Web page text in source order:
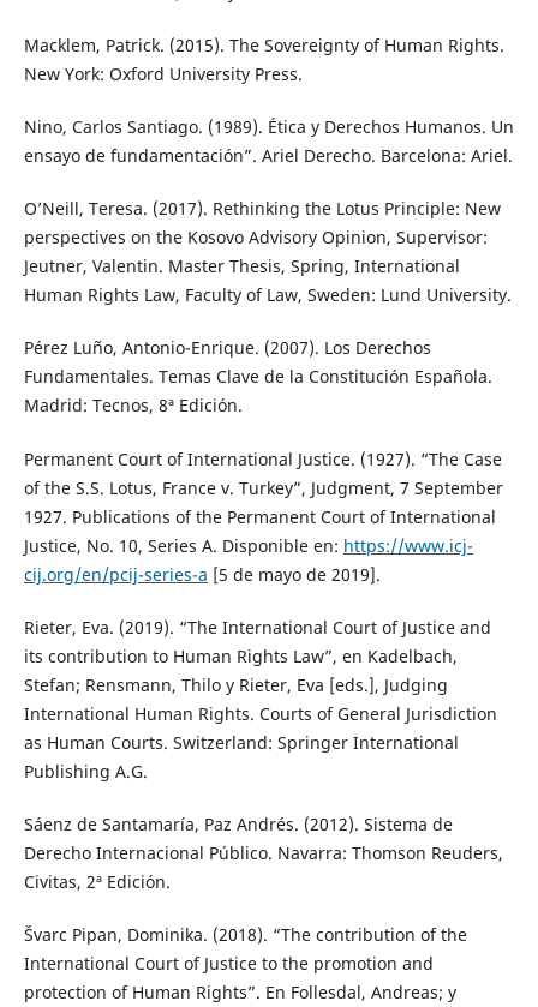
Macklem, Patrick. (2015). The Sovereignty of Human Rights.
New York: Oxford University Press.
Nino, Carlos Santiago. (1989). Ética y Derechos Humanos. Un
ensayo de fundamentación”. Ariel Derecho. Barcelona: Ariel.
O’Neill, Teresa. (2017). Rethinking the Lotus Principle: New
perspectives on the Kosovo Advisory Opinion, Supervisor:
Jeutner, Valentin. Master Thesis, Spring, International
Human Rights Law, Faculty of Law, Sweden: Lund University.
Pérez Luño, Antonio-Enrique. (2007). Los Derechos
Fundamentales. Temas Clave de la Constitución Española.
Madrid: Tecnos, 8ª Edición.
Permanent Court of International Justice. (1927). “The Case
of the S.S. Lotus, France v. Turkey”, Judgment, 7 September
1927. Publications of the Permanent Court of International
Justice, No. 10, Series A. Disponible en: https://www.icj-
cij.org/en/pcij-series-a [5 de mayo de 2019].
Rieter, Eva. (2019). “The International Court of Justice and
its contribution to Human Rights Law”, en Kadelbach,
Stefan; Rensmann, Thilo y Rieter, Eva [eds.], Judging
International Human Rights. Courts of General Jurisdiction
as Human Courts. Switzerland: Springer International
Publishing A.G.
Sáenz de Santamaría, Paz Andrés. (2012). Sistema de
Derecho Internacional Público. Navarra: Thomson Reuders,
Civitas, 2ª Edición.
Švarc Pipan, Dominika. (2018). “The contribution of the
International Court of Justice to the promotion and
protection of Human Rights”. En Follesdal, Andreas; y